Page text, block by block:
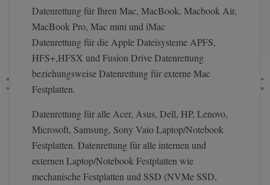
Datenrettung für Ihren Mac, MacBook, Macbook Air,
MacBook Pro, Mac mini und iMac
Datenrettung für die Apple Dateisysteme APFS,
HFS+,HFSX und Fusion Drive Datenrettung
beziehungsweise Datenrettung für externe Mac
Festplatten.
Datenrettung für alle Acer, Asus, Dell, HP, Lenovo,
Microsoft, Samsung, Sony Vaio Laptop/Notebook
Festplatten. Datenrettung für alle internen und
externen Laptop/Notebook Festplatten wie
mechanische Festplatten und SSD (NVMe SSD,